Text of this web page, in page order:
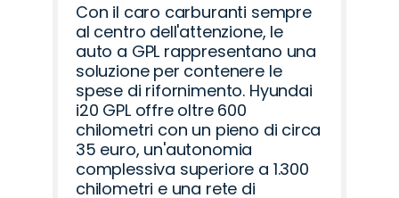
Con il caro carburanti sempre
al centro dell'attenzione, le
auto a GPL rappresentano una
soluzione per contenere le
spese di rifornimento. Hyundai
i20 GPL offre oltre 600
chilometri con un pieno di circa
35 euro, un'autonomia
complessiva superiore a 1.300
chilometri e una rete di